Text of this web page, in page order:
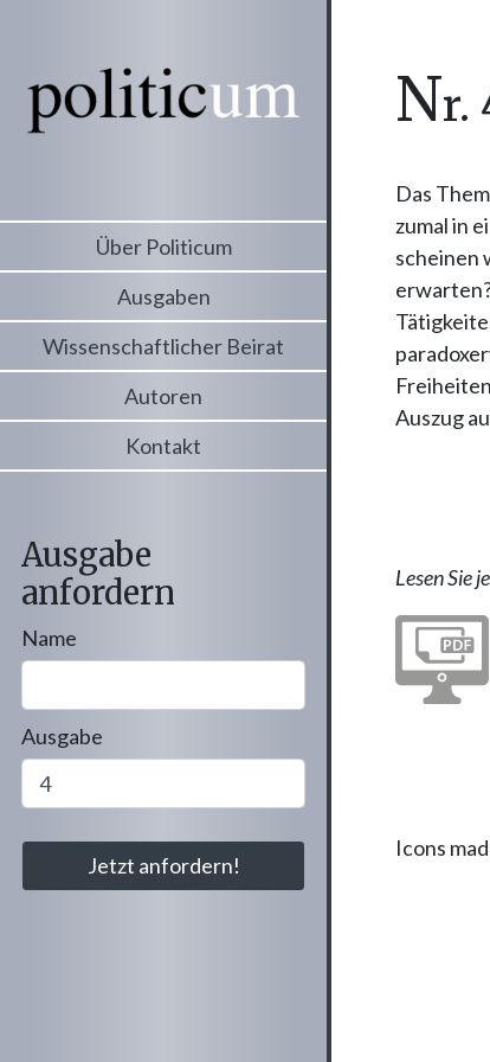
Über Politicum
Ausgaben
Wissenschaftlicher Beirat
Autoren
Kontakt
Ausgabe
anfordern
Name
Ausgabe
nr.
Das
zumal in
scheinen
Auszug
Lesen Sie
Icons